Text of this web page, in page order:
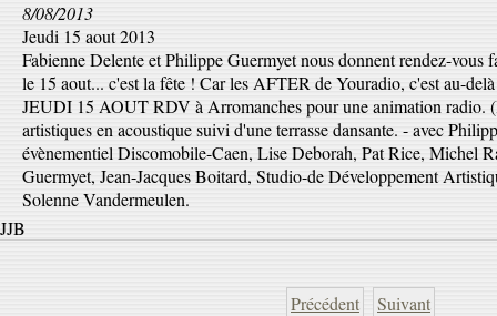
8/08/2013
Jeudi 15 aout 2013
Fabienne Delente et Philippe Guermyet nous donnent rendez-vous
le 15 aout... c'est la fête ! Car les AFTER de Youradio, c'est au-
JEUDI 15 AOUT RDV à Arromanches pour une animation radio.
artistiques en acoustique suivi d'une terrasse dansante. - avec
évènementiel Discomobile-Caen, Lise Deborah, Pat Rice, Michel
Guermyet, Jean-Jacques Boitard, Studio-de Développement
Solenne Vandermeulen.
JJB
Précédent Suivant